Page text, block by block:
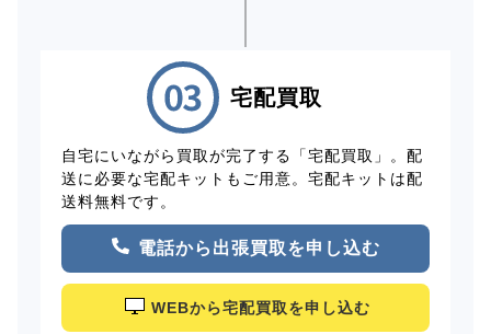
宅配買取
自宅にいながら買取が完了する「宅配買取」。配
送に必要な宅配キットもご用意。宅配キットは配
送料無料です。
電話から出張買取を申し込む
WEBから宅配買取を申し込む